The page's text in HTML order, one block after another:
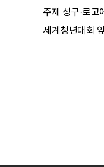
주제 성구·로고
세계청년대회